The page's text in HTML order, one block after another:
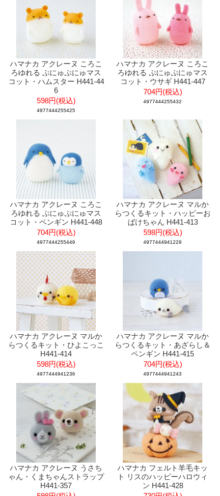
ハマナカ アクレーヌ ころこ
ろゆれる ぷにゅぷにゅマス
コット・ハムスター H441-44
6
598円(税込)
4977444255425
ハマナカ アクレーヌ ころこ
ろゆれる ぷにゅぷにゅマス
コット・ウサギ H441-447
704円(税込)
4977444255432
ハマナカ アクレーヌ ころこ
ろゆれる ぷにゅぷにゅマス
コット・ペンギン H441-448
704円(税込)
4977444255449
ハマナカ アクレーヌ マルか
らつくるキット・ハッピーお
ばけちゃん H441-413
598円(税込)
4977444941229
ハマナカ アクレーヌ マルか
らつくるキット・ひよこっこ
H441-414
598円(税込)
4977444941236
ハマナカ アクレーヌ マルか
らつくるキット・あざらし＆
ペンギン H441-415
704円(税込)
4977444941243
ハマナカ アクレーヌ うさち
ゃん・くまちゃんストラップ
H441-357
ハマナカ フェルト羊毛キッ
ト リスのハッピーハロウィ
ン H441-428